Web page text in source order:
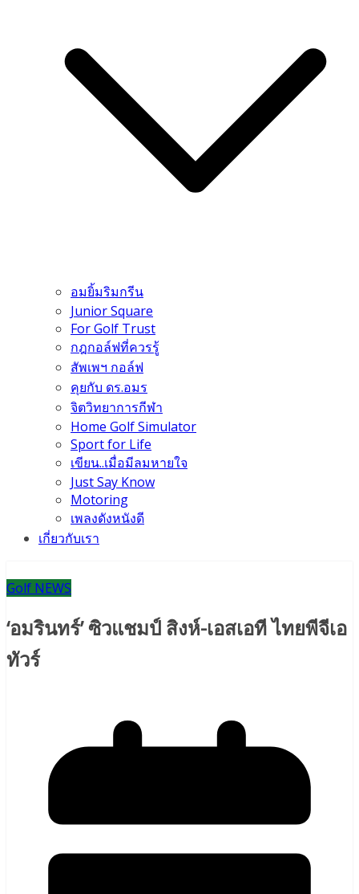
อมยิ้มริมกรีน
Junior Square
For Golf Trust
กฎกอล์ฟที่ควรรู้
สัพเพฯ กอล์ฟ
คุยกับ ดร.อมร
จิตวิทยาการกีฬา
Home Golf Simulator
Sport for Life
เขียน..เมื่อมีลมหายใจ
Just Say Know
Motoring
เพลงดังหนังดี
เกี่ยวกับเรา
Golf NEWS
‘อมรินทร์’ ซิวแชมป์ สิงห์-เอสเอที ไทยพีจีเอ
ทัวร์